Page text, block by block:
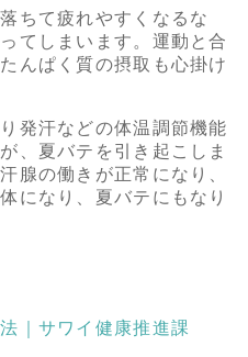
ちて疲れやすくなるな
てしまいます。運動と合
んぱく質の摂取も心掛け
発汗などの体温調節機能
、夏バテを引き起こしま
腺の働きが正常になり、
になり、夏バテにもなり
｜サワイ健康推進課